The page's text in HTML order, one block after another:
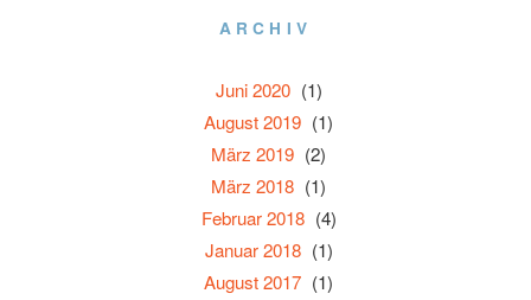
ARCHIV
Juni 2020 (1)
August 2019 (1)
März 2019 (2)
März 2018 (1)
Februar 2018 (4)
Januar 2018 (1)
August 2017 (1)